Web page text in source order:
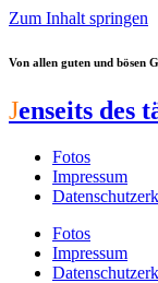
Zum Inhalt springen
Von allen guten und bösen
Jenseits des
Fotos
Impressum
Fotos
Impressum